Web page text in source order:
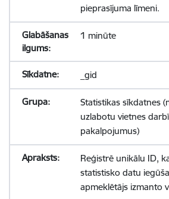
pieprasījuma līmeni.
1 minūte
_gid
Statistikas sīkdatnes
uzlabotu vietnes
pakalpojumus)
Reģistrē unikālu ID,
statistisko datu
apmeklētājs izmanto